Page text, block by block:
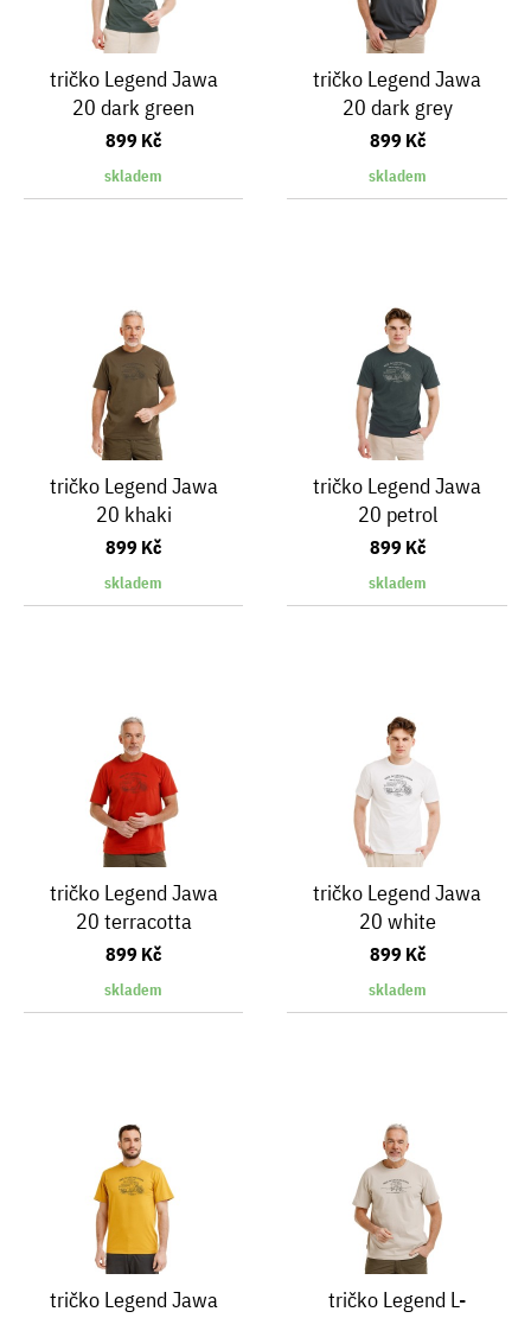
tričko Legend Jawa
20 dark green
899 Kč
skladem
tričko Legend Jawa
20 dark grey
899 Kč
skladem
tričko Legend Jawa
20 khaki
899 Kč
skladem
tričko Legend Jawa
20 petrol
899 Kč
skladem
tričko Legend Jawa
20 terracotta
899 Kč
skladem
tričko Legend Jawa
20 white
899 Kč
skladem
tričko Legend Jawa
tričko Legend L-